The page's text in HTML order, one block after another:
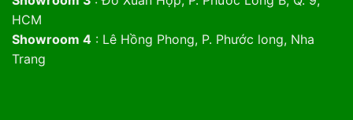
HCM
Showroom 4: Lê Hồng Phong, P. Phước long, Nha
Trang